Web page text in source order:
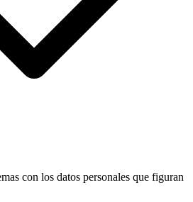
con los datos personales que figuran